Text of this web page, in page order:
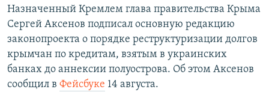
ТЕЛЕПРОЕКТ КРЫМ.РЕАЛИИ
СОВЕТЫ ПРАВОЗАЩИТНИКОВ
ПРОПАВШИЕ БЕЗ ВЕСТИ
ПОБЕДИТЕЛЕЙ НЕ СУДЯТ?
Українською
Qırımtatar
ПРИСОЕДИНЯЙТЕСЬ!
Назначенный Кремлем глава правительства Крыма
Сергей Аксенов подписал основную редакцию
законопроекта о порядке реструктуризации долгов
крымчан по кредитам, взятым в украинских
банках до аннексии полуострова. Об этом Аксенов
сообщил в Фейсбуке 14 августа.